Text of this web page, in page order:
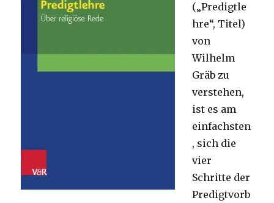
(„Predigtle
hre“, Titel)
von
Wilhelm
Gräb zu
verstehen,
ist es am
einfachsten
, sich die
vier
Schritte der
Predigtvorb